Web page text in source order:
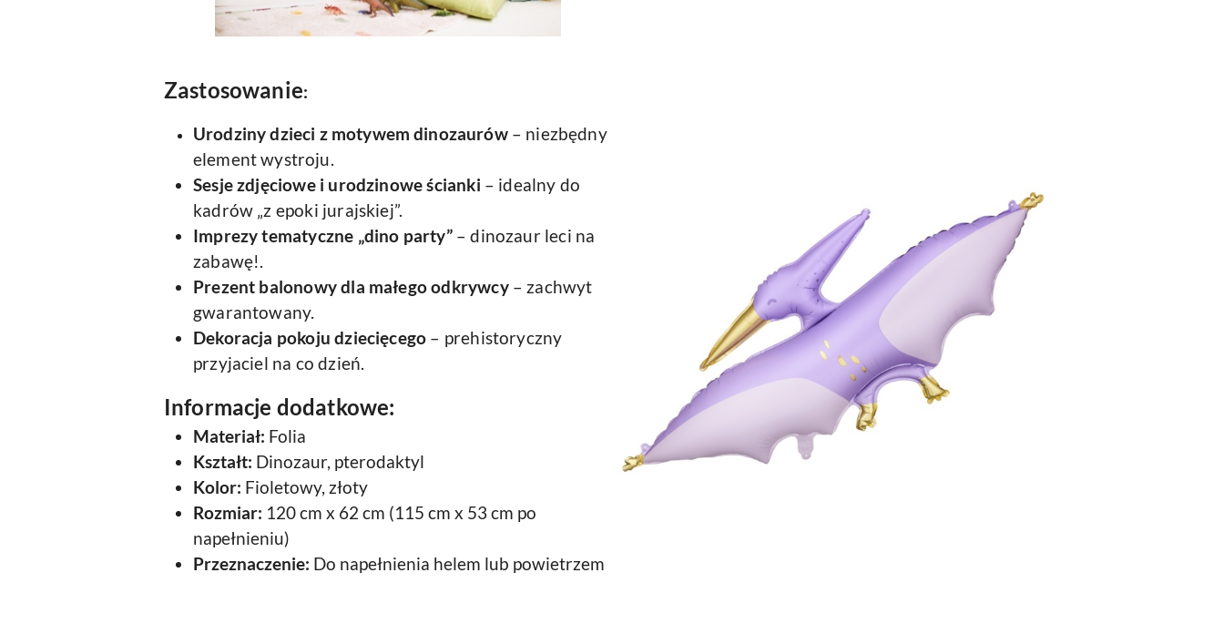
Zastosowanie:
Urodziny dzieci z motywem dinozaurów– niezbędny
element wystroju.
Sesje zdjęciowe i urodzinowe ścianki – idealny do
kadrów „z epoki jurajskiej”.
Imprezy tematyczne „dino party”– dinozaur leci na
zabawę!.
Prezent balonowy dla małego odkrywcy– zachwyt
gwarantowany.
Dekoracja pokoju dziecięcego – prehistoryczny
przyjaciel na co dzień.
Informacje dodatkowe:
Materiał: Folia
Kształt: Dinozaur, pterodaktyl
Kolor: Fioletowy, złoty
Rozmiar: 120 cm x 62 cm (115 cm x 53 cm po
napełnieniu)
Przeznaczenie: Do napełnienia helem lub powietrzem